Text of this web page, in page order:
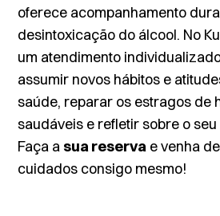
oferece acompanhamento
desintoxicação do álcool. No
um atendimento
assumir novos hábitos e
saúde, reparar os estragos de
saudáveis e refletir sobre o
Faça a sua reserva e venha
cuidados consigo mesmo!